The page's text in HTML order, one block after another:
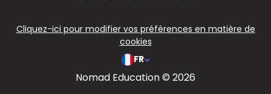
Cliquez-ici pour modifier vos préférences en matière de
cookies
FR
Nomad Education © 2026